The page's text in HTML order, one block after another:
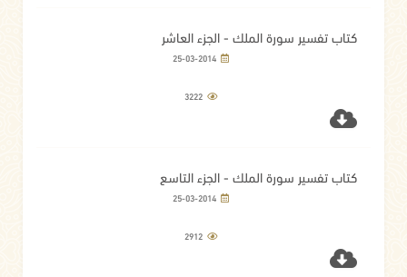
كتاب تفسير سورة الملك - الجزء العاشر
25-03-2014
3222
كتاب تفسير سورة الملك - الجزء التاسع
25-03-2014
2912